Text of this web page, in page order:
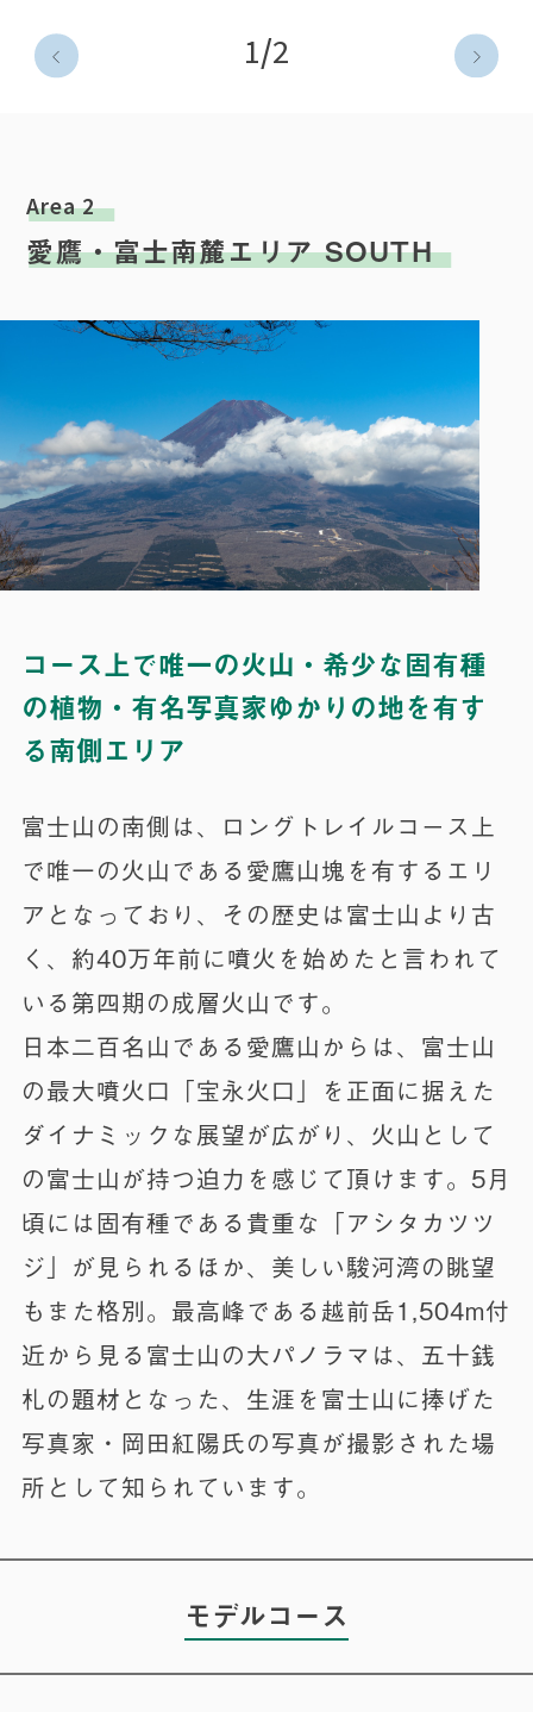
1/2
Area 2
愛鷹・富士南麓エリア SOUTH
コース上で唯一の火山・希少な固有種
の植物・有名写真家ゆかりの地を有す
る南側エリア
富士山の南側は、ロングトレイルコース上
で唯一の火山である愛鷹山塊を有するエリ
アとなっており、その歴史は富士山より古
く、約40万年前に噴火を始めたと言われて
いる第四期の成層火山です。
日本二百名山である愛鷹山からは、富士山
の最大噴火口「宝永火口」を正面に据えた
ダイナミックな展望が広がり、火山として
の富士山が持つ迫力を感じて頂けます。5月
頃には固有種である貴重な「アシタカツツ
ジ」が見られるほか、美しい駿河湾の眺望
もまた格別。最高峰である越前岳1,504m付
近から見る富士山の大パノラマは、五十銭
札の題材となった、生涯を富士山に捧げた
写真家・岡田紅陽氏の写真が撮影された場
所として知られています。
モデルコース